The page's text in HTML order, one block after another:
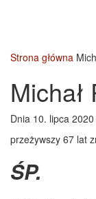
Strona główna
Dnia 10. lipca
przeżywszy 67 lat
ŚP.